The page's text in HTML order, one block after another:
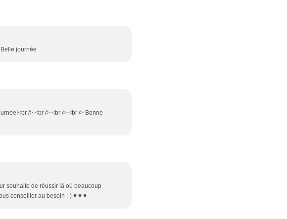
journée
/> <br /> <br /> <br /> Bonne
souhaite de réussir là où beaucoup
conseiller au besoin :-) ♥ ♥ ♥